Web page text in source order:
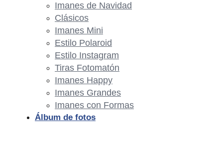
Imanes de Navidad
Clásicos
Imanes Mini
Estilo Polaroid
Estilo Instagram
Tiras Fotomatón
Imanes Happy
Imanes Grandes
Imanes con Formas
Álbum de fotos